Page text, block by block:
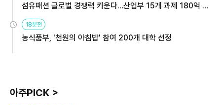
섬유패션 글로벌 경쟁력 키운다…산업부 15개 과제 180억 지
18분전
농식품부, '천원의 아침밥' 참여 200개 대학 선정
아주PICK >